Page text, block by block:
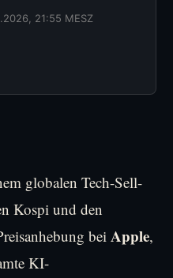
21:55 MESZ
globalen Tech-Sell-
Kospi und den
bei Apple,
KI-